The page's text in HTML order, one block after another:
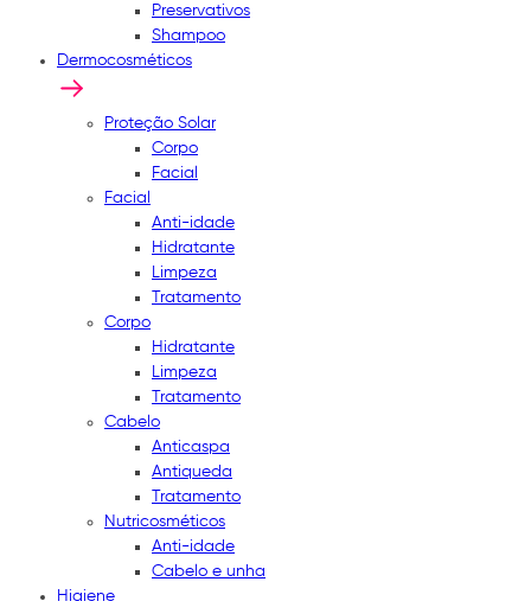
Preservativos
Shampoo
Dermocosméticos
Proteção Solar
Corpo
Facial
Facial
Anti-idade
Hidratante
Limpeza
Tratamento
Corpo
Hidratante
Limpeza
Tratamento
Cabelo
Anticaspa
Antiqueda
Tratamento
Nutricosméticos
Anti-idade
Cabelo e unha
Higiene